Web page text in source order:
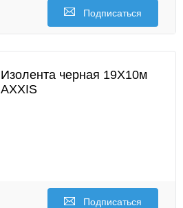
Подписаться
Изолента черная 19X10м
AXXIS
Подписаться